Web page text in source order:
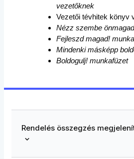
vezetőknek
Vezetői tévhitek könyv
Nézz szembe
Fejleszd magad!
Mindenki másképp
Boldogulj! munkafüzet
Rendelés összegzés